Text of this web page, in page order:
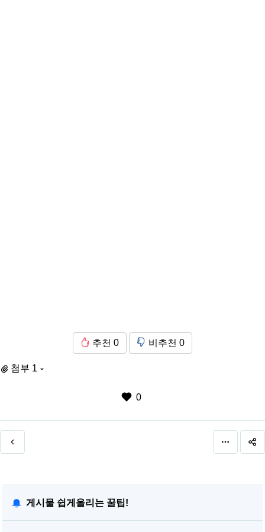
추천 0 비추천 0
첨부 1
0
게시물 쉽게올리는 꿀팁!